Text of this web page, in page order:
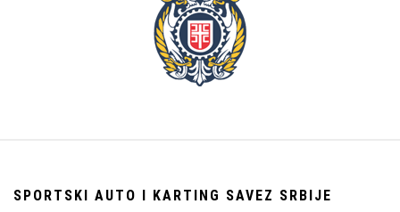
SPORTSKI AUTO I KARTING SAVEZ SRBIJE